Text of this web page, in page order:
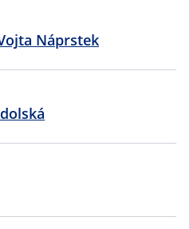
Náprstek